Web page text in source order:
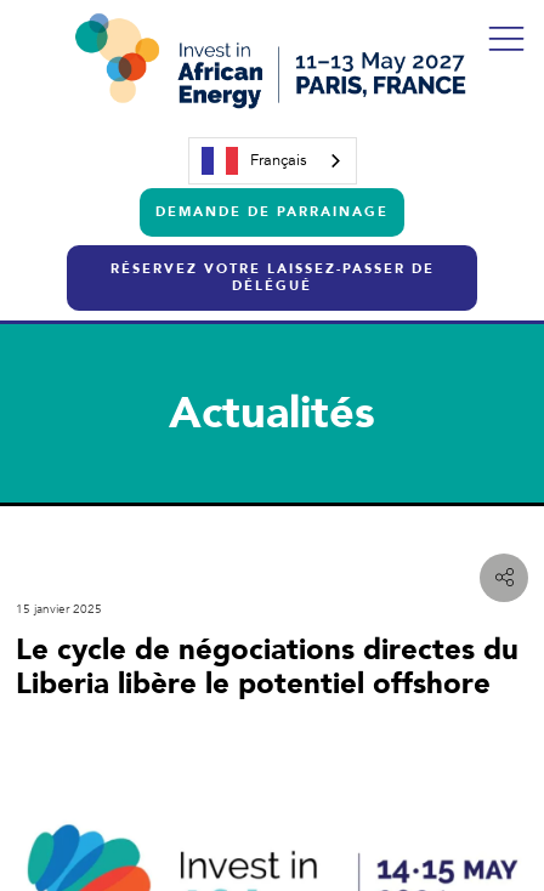
Français
DEMANDE DE PARRAINAGE
RÉSERVEZ VOTRE LAISSEZ-PASSER DE
DÉLÉGUÉ
Actualités
15 janvier 2025
Le cycle de négociations directes du
Liberia libère le potentiel offshore